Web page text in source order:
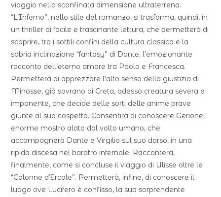
viaggio nella sconfinata dimensione ultraterrena.
“L’Inferno”, nello stile del romanzo, si trasforma, quindi, in
un thriller di facile e trascinante lettura, che permetterà di
scoprire, tra i sottili confini della cultura classica e la
sobria inclinazione “fantasy” di Dante, l’emozionante
racconto dell’eterno amore tra Paolo e Francesca.
Permetterà di apprezzare l’alto senso della giustizia di
Minosse, già sovrano di Creta, adesso creatura severa e
imponente, che decide delle sorti delle anime prave
giunte al suo cospetto. Consentirà di conoscere Gerione,
enorme mostro alato dal volto umano, che
accompagnerà Dante e Virgilio sul suo dorso, in una
ripida discesa nel baratro infernale. Racconterà,
finalmente, come si concluse il viaggio di Ulisse oltre le
“Colonne d’Ercole”. Permetterà, infine, di conoscere il
luogo ove Lucifero è confisso, la sua sorprendente